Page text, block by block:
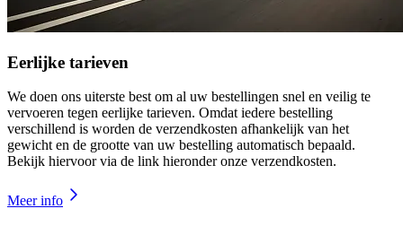
Eerlijke tarieven
We doen ons uiterste best om al uw bestellingen snel en veilig te
vervoeren tegen eerlijke tarieven. Omdat iedere bestelling
verschillend is worden de verzendkosten afhankelijk van het
gewicht en de grootte van uw bestelling automatisch bepaald.
Bekijk hiervoor via de link hieronder onze verzendkosten.
Meer info